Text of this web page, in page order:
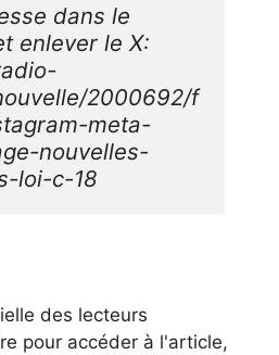
dans le
enlever le X:
2000692/f
meta-
nouvelles-
loi-c-18
des lecteurs
pour accéder à l'article,